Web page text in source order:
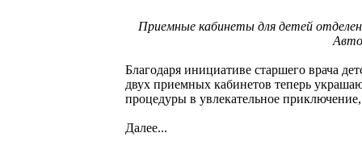
Приемные кабинеты для детей
Благодаря инициативе старшего врача
двух приемных кабинетов теперь
процедуры в увлекательное
Далее...